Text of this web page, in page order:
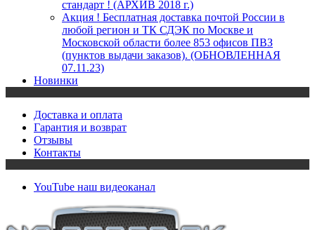
стандарт ! (АРХИВ 2018 г.)
Акция ! Бесплатная доставка почтой России в
любой регион и ТК СДЭК по Москве и
Московской области более 853 офисов ПВЗ
(пунктов выдачи заказов). (ОБНОВЛЕННАЯ
07.11.23)
Новинки
Доставка и оплата
Гарантия и возврат
Отзывы
Контакты
YouTube наш видеоканал